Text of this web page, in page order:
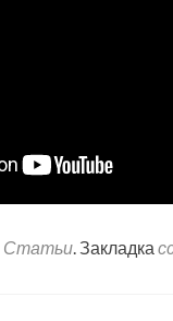
Статьи. Закладка